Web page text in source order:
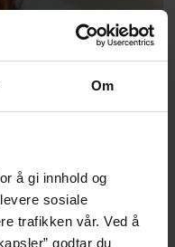
Om
å gi innhold og
sosiale
trafikken vår. Ved å
godtar du
jobb: